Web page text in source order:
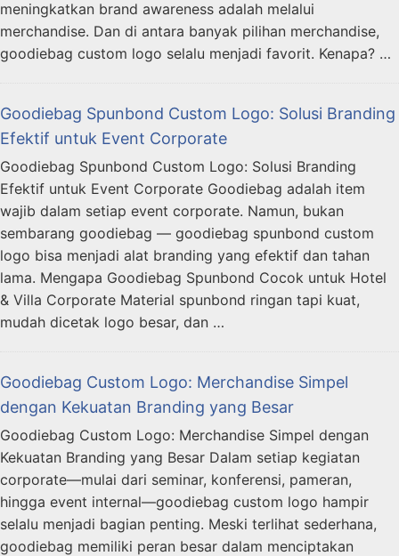
meningkatkan brand awareness adalah melalui
merchandise. Dan di antara banyak pilihan merchandise,
goodiebag custom logo selalu menjadi favorit. Kenapa? …
Goodiebag Spunbond Custom Logo: Solusi Branding
Efektif untuk Event Corporate
Goodiebag Spunbond Custom Logo: Solusi Branding
Efektif untuk Event Corporate Goodiebag adalah item
wajib dalam setiap event corporate. Namun, bukan
sembarang goodiebag — goodiebag spunbond custom
logo bisa menjadi alat branding yang efektif dan tahan
lama. Mengapa Goodiebag Spunbond Cocok untuk Hotel
& Villa Corporate Material spunbond ringan tapi kuat,
mudah dicetak logo besar, dan …
Goodiebag Custom Logo: Merchandise Simpel
dengan Kekuatan Branding yang Besar
Goodiebag Custom Logo: Merchandise Simpel dengan
Kekuatan Branding yang Besar Dalam setiap kegiatan
corporate—mulai dari seminar, konferensi, pameran,
hingga event internal—goodiebag custom logo hampir
selalu menjadi bagian penting. Meski terlihat sederhana,
goodiebag memiliki peran besar dalam menciptakan